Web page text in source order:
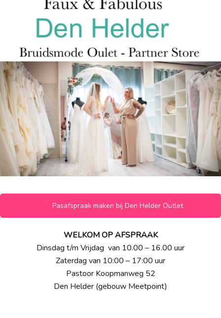
Pasafspraak maken bij Den Helder Outlet
WELKOM OP AFSPRAAK
Dinsdag t/m Vrijdag van 10.00 – 16.00 uur
Zaterdag van 10:00 – 17:00 uur
Pastoor Koopmanweg 52
Den Helder (gebouw Meetpoint)